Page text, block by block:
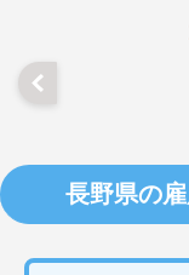
長野県の